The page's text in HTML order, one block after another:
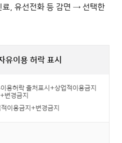
, 유선전화 등 감면 → 선택한
유이용 허락 표시
이용금지+변경금지